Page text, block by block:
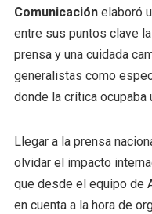
Comunicaciónelaboró
entre sus puntos clave
prensa y una cuidada
generalistas como
donde la crítica ocupaba
Llegar a la prensa
olvidar el impacto
que desde el equipo de
en cuenta a la hora de